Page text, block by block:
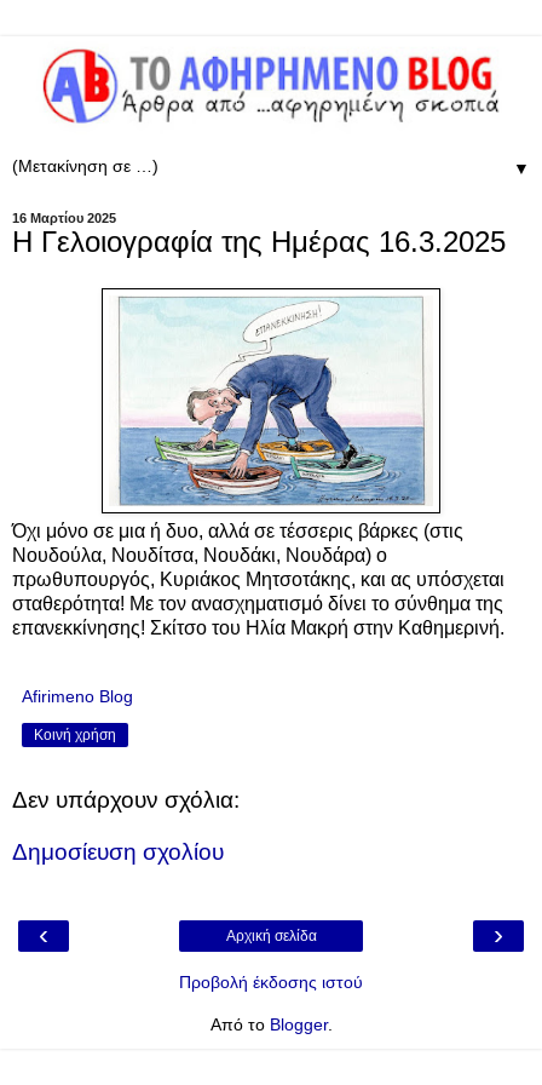
▼
16 Μαρτίου 2025
Η Γελοιογραφία της Ημέρας 16.3.2025
Όχι μόνο σε μια ή δυο, αλλά σε τέσσερις βάρκες (στις
Νουδούλα, Νουδίτσα, Νουδάκι, Νουδάρα) ο
πρωθυπουργός, Κυριάκος Μητσοτάκης, και ας υπόσχεται
σταθερότητα! Με τον ανασχηματισμό δίνει το σύνθημα της
επανεκκίνησης! Σκίτσο του Ηλία Μακρή στην Καθημερινή.
Afirimeno Blog
Κοινή χρήση
Δεν υπάρχουν σχόλια:
Δημοσίευση σχολίου
‹ ›
Αρχική σελίδα
Προβολή έκδοσης ιστού
Από το Blogger.